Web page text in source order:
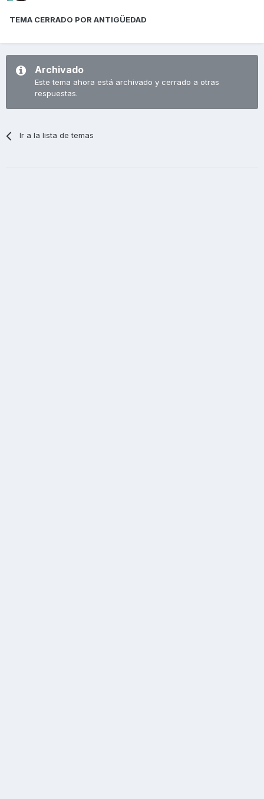
TEMA CERRADO POR ANTIGÜEDAD
Archivado
Este tema ahora está archivado y cerrado a otras
respuestas.
Ir a la lista de temas